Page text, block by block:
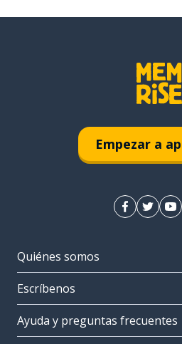
Empezar a
Quiénes somos
Escríbenos
Ayuda y preguntas frecuentes